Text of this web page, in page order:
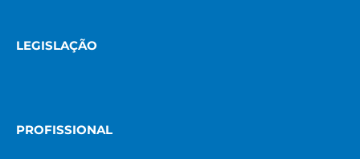
LEGISLAÇÃO
PROFISSIONAL